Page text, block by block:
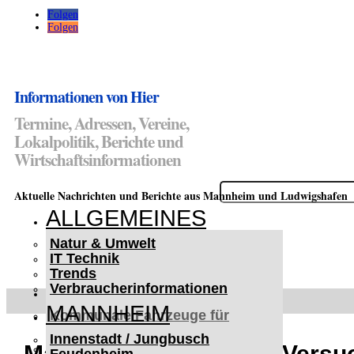
Folgen
Folgen
Informationen von Hier
Termine, Adressen, Vereine,
Lokalpolitik, Berichte und
Wirtschaftsinformationen
Suchen
nach:
Aktuelle Nachrichten und Berichte aus Mannheim und Ludwigshafen
ALLGEMEINES
Natur & Umwelt
IT Technik
Trends
Verbraucherinformationen
MANNHEIM
Innenstadt / Jungbusch
< UKRAINE >
Kommunale Fahrzeuge für
Czernowitz
Nutzfahrzeuge für Czernowitz